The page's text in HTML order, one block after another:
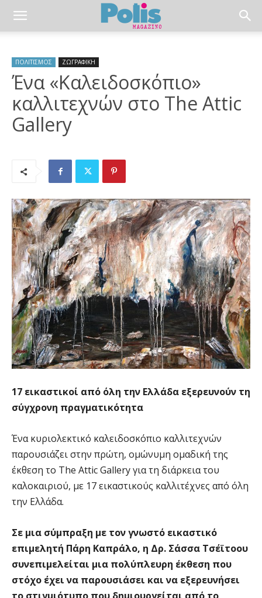
ΠΟΛΙΤΙΣΜΟΣ ΖΩΓΡΑΦΙΚΗ
Ένα «Καλειδοσκόπιο»
καλλιτεχνών στο The Attic
Gallery
17 εικαστικοί από όλη την Ελλάδα εξερευνούν τη
σύγχρονη πραγματικότητα
Ένα κυριολεκτικό καλειδοσκόπιο καλλιτεχνών
παρουσιάζει στην πρώτη, ομώνυμη ομαδική της
έκθεση το The Attic Gallery για τη διάρκεια του
καλοκαιριού, με 17 εικαστικούς καλλιτέχνες από όλη
την Ελλάδα.
Σε μια σύμπραξη με τον γνωστό εικαστικό
επιμελητή Πάρη Καπράλο, η Δρ. Σάσσα Τσέϊτοου
συνεπιμελείται μια πολύπλευρη έκθεση που
στόχο έχει να παρουσιάσει και να εξερευνήσει